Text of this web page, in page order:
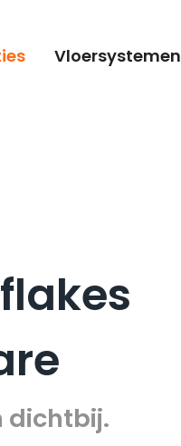
Vloersystemen
dichtbij.